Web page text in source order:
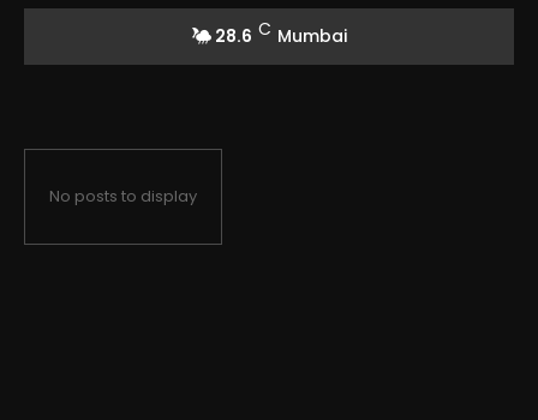
सियासत में...
28.6 C Mumbai
No posts to display